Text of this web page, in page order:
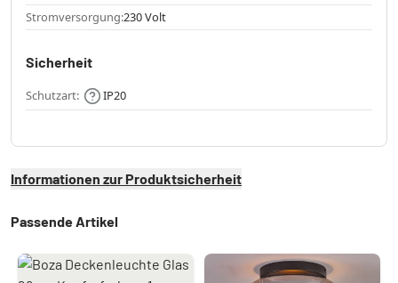
Stromversorgung:230 Volt
Sicherheit
Schutzart: IP20
Informationen zur Produktsicherheit
Passende Artikel